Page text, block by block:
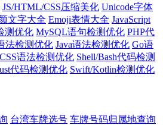
JS/HTML/CSS压缩美化 Unicode字体
文字大全 Emoji表情大全 JavaScript
测优化 MySQL语句检测优化 PHP代
法检测优化 Java语法检测优化 Go语
语法检测优化 Shell/Bash代码检测
代码检测优化 Swift/Kotlin检测优化
台湾车牌选号 车牌号码归属地查询